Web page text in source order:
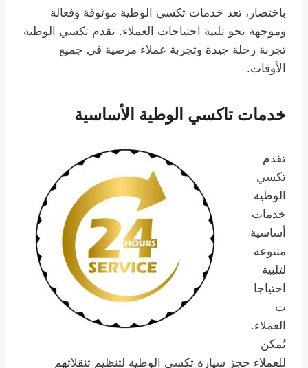
باختصار، تعد خدمات تكسي الوطية موثوقة وفعالة
وموجهة نحو تلبية احتياجات العملاء. تقدم تكسي الوطية
تجربة رحلة جيدة وتجربة عملاء مرضية في جميع
الأوقات.
خدمات تاكسي الوطية الأساسية
تقدم
تكسي
الوطية
خدمات
أساسية
متنوعة
لتلبية
احتياجا
ت
العملاء.
يُمكن
للعملاء حجز سيارة تكسي الوطية لتنظيم تنقلاتهم